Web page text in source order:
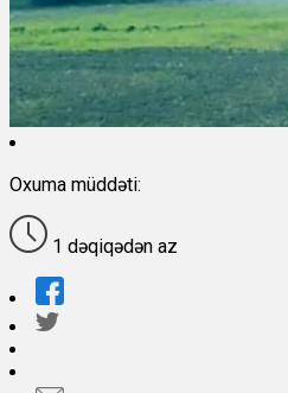
Oxuma müddəti:
1 dəqiqədən az